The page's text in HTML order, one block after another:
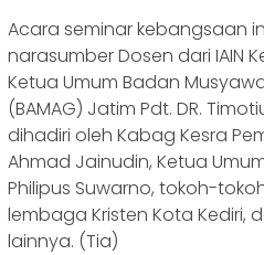
Acara seminar kebangsaan
narasumber Dosen dari IAIN
Ketua Umum Badan
(BAMAG) Jatim Pdt. DR.
dihadiri oleh Kabag Kesra
Ahmad Jainudin, Ketua
Philipus Suwarno, tokoh-
lembaga Kristen Kota Kediri,
lainnya. (Tia)